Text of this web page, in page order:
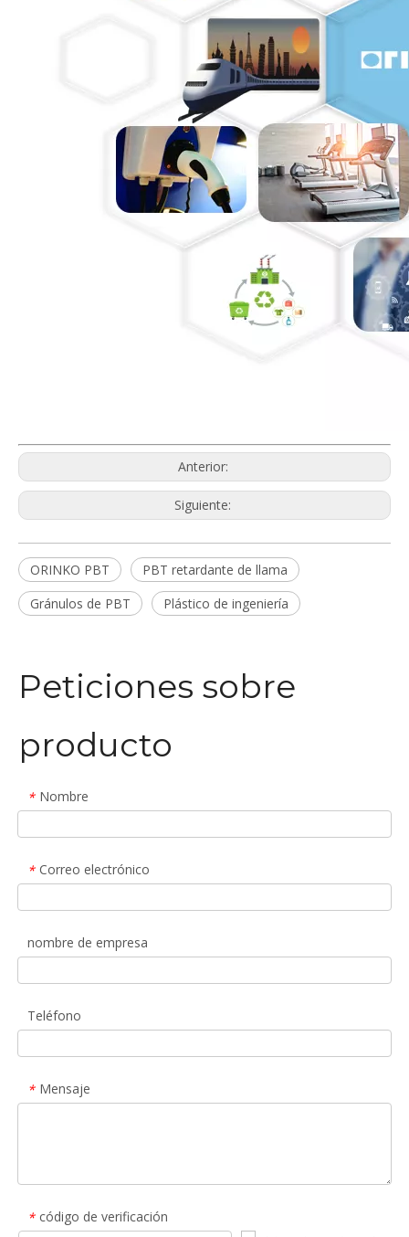
Anterior:
Siguiente:
ORINKO PBT
PBT retardante de llama
Gránulos de PBT
Plástico de ingeniería
Peticiones sobre
producto
* Nombre
* Correo electrónico
nombre de empresa
Teléfono
* Mensaje
* código de verificación